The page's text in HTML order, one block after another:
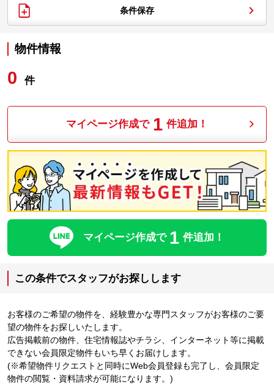
条件保存
物件情報
0 件
マイページ作成で 1 件追加！
マイページ作成で 1 件追加！
この条件でスタッフがお探しします
お客様のご希望の物件を、経験豊かな専門スタッフがお客様のご要
望の物件をお探しいたします。
広告掲載前の物件、住宅情報誌やチラシ、インターネット等に掲載
できない会員限定物件もいち早くお届けします。
(※希望物件リクエストと同時にWeb会員登録も完了し、会員限定
物件の閲覧・資料請求が可能になります。)